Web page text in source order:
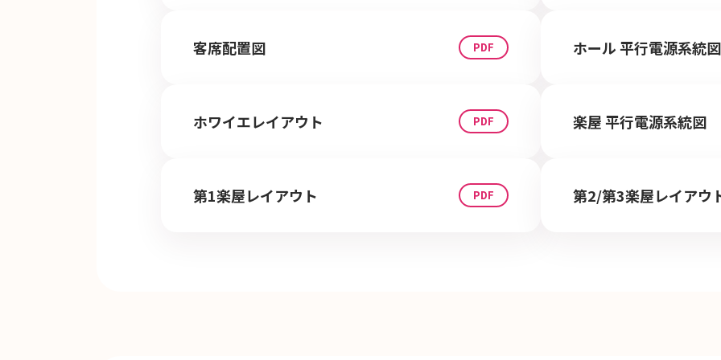
客席配置図 ホール 平行電源系統図
ホワイエレイアウト 楽屋 平行電源系統図
第1楽屋レイアウト 第2/第3楽屋レイアウ